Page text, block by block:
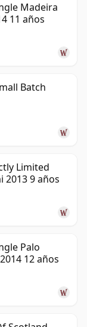
Madeira
11 años
Batch
Limited
2013 9 años
Palo
12 años